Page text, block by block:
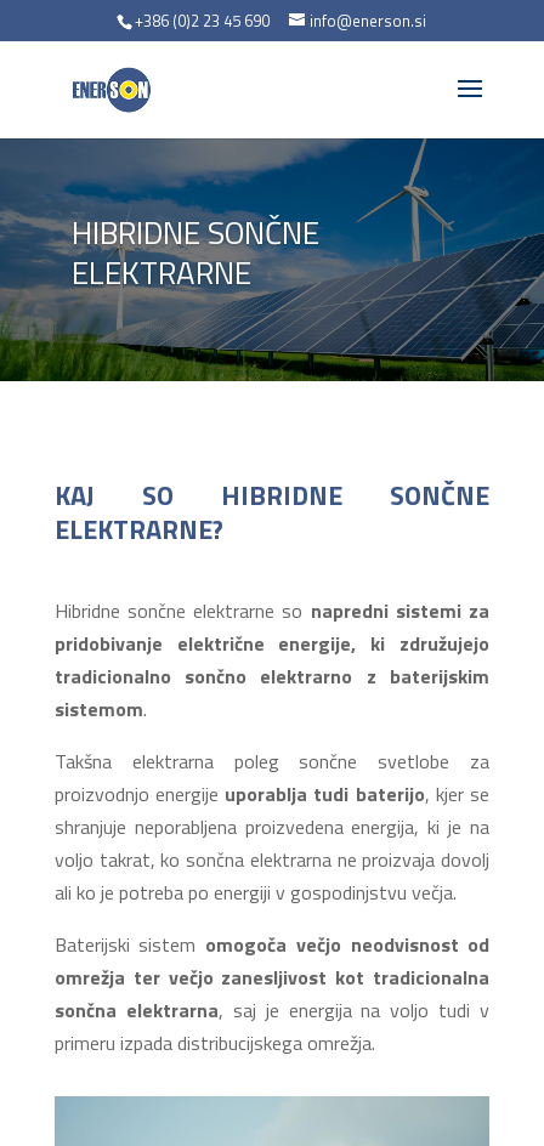
+386 (0)2 23 45 690 info@enerson.si
HIBRIDNE SONČNE
ELEKTRARNE
KAJ SO HIBRIDNE SONČNE
ELEKTRARNE?
Hibridne sončne elektrarne so napredni sistemi za
pridobivanje električne energije, ki združujejo
tradicionalno sončno elektrarno z baterijskim
sistemom.
Takšna elektrarna poleg sončne svetlobe za
proizvodnjo energije uporablja tudi baterijo, kjer se
shranjuje neporabljena proizvedena energija, ki je na
voljo takrat, ko sončna elektrarna ne proizvaja dovolj
ali ko je potreba po energiji v gospodinjstvu večja.
Baterijski sistem omogoča večjo neodvisnost od
omrežja ter večjo zanesljivost kot tradicionalna
sončna elektrarna, saj je energija na voljo tudi v
primeru izpada distribucijskega omrežja.